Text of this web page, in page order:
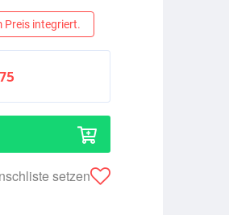
Preis integriert.
setzen